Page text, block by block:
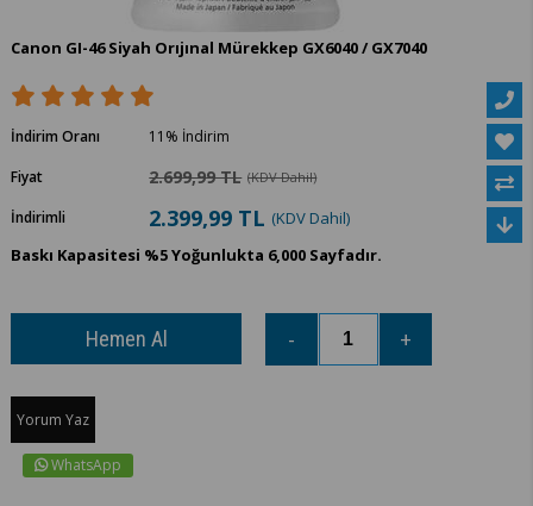
Canon GI-46 Siyah Orıjınal Mürekkep GX6040 / GX7040
İndirim Oranı %
11
İndirim
Fiyat
2.699,99 TL (KDV Dahil)
İndirimli 2.399,99 TL (KDV Dahil)
Baskı Kapasitesi %5 Yoğunlukta 6,000 Sayfadır.
Yorum Yaz
WhatsApp